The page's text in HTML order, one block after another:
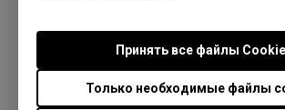
Только необходимые файлы
Принять все файлы
длительном использовании
функционал BenQ Eye-Care
максимально комфортные уровни